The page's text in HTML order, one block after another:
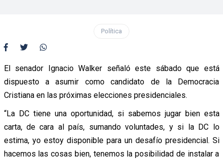
Política
El senador Ignacio Walker señaló este sábado que está
dispuesto a asumir como candidato de la Democracia
Cristiana en las próximas elecciones presidenciales.
“La DC tiene una oportunidad, si sabemos jugar bien esta
carta, de cara al país, sumando voluntades, y si la DC lo
estima, yo estoy disponible para un desafío presidencial. Si
hacemos las cosas bien, tenemos la posibilidad de instalar a